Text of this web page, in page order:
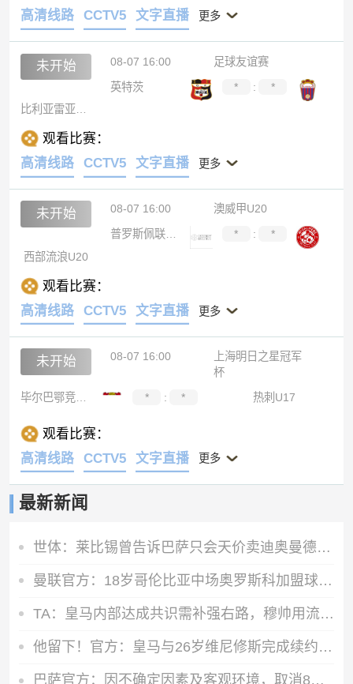
高清线路 CCTV5 文字直播 更多
未开始 08-07 16:00
足球友谊赛
英特茨
* :
*
比利亚雷亚尔B队
观看比赛：
高清线路
CCTV5 文字直播 更多
未开始 08-07 16:00
澳威甲U20
普罗斯佩联U20
* :
*
西部流浪U20
观看比赛：
高清线路
CCTV5 文字直播 更多
未开始 08-07 16:00
上海明日之星冠军
杯
毕尔巴鄂竞技U17
* : * 热刺U17
观看比赛：
高清线路
CCTV5 文字直播 更多
最新新闻
世体：莱比锡曾告诉巴萨只会天价卖迪奥曼德，所以巴萨放弃了
曼联官方：18岁哥伦比亚中场奥罗斯科加盟球队，将进入青训体系
TA：皇马内部达成共识需补强右路，穆帅用流利法语招募了迪奥曼德
他留下！官方：皇马与26岁维尼修斯完成续约，新合同至2032年
巴萨官方：因不确定因素及客观环境，取消8月15日的友谊赛